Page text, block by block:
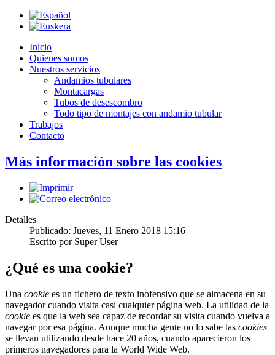
Inicio
Quienes somos
Nuestros servicios
Andamios tubulares
Montacargas
Tubos de desescombro
Todo tipo de montajes con andamio tubular
Trabajos
Contacto
Más información sobre las cookies
Detalles
Publicado: Jueves, 11 Enero 2018 15:16
Escrito por Super User
¿Qué es una cookie?
Una cookie es un fichero de texto inofensivo que se almacena en su
navegador cuando visita casi cualquier página web. La utilidad de la
cookie es que la web sea capaz de recordar su visita cuando vuelva a
navegar por esa página. Aunque mucha gente no lo sabe las cookies
se llevan utilizando desde hace 20 años, cuando aparecieron los
primeros navegadores para la World Wide Web.